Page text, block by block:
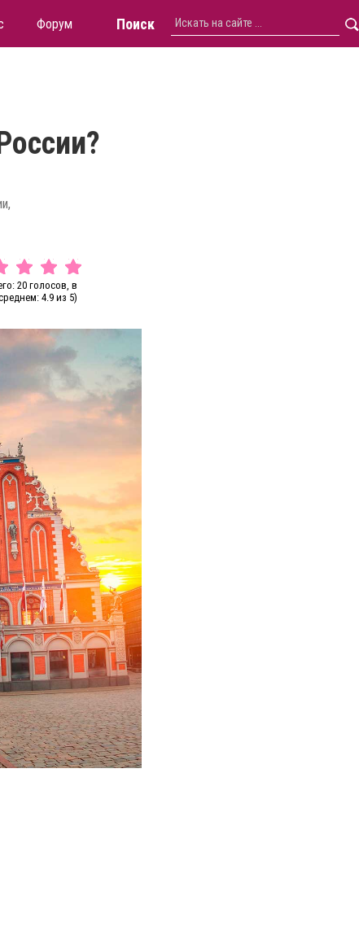
Форум Поиск
20 голосов, в
4.9 из 5)